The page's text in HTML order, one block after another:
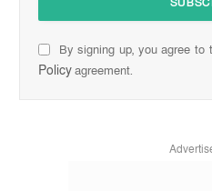
By signing up, you agree to
Policyagreement.